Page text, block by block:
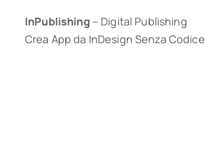
InPublishing – Digital Publishing
Crea App da InDesign Senza Codice